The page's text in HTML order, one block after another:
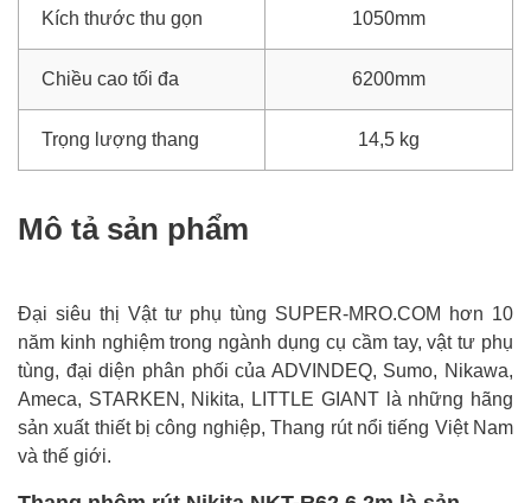
Kích thước thu gọn 1050mm
Chiều cao tối đa 6200mm
Trọng lượng thang 14,5 kg
Mô tả sản phẩm
Đại siêu thị Vật tư phụ tùng SUPER-MRO.COM hơn 10
năm kinh nghiệm trong ngành dụng cụ cầm tay, vật tư phụ
tùng, đại diện phân phối của ADVINDEQ, Sumo, Nikawa,
Ameca, STARKEN, Nikita, LITTLE GIANT là những hãng
sản xuất thiết bị công nghiệp, Thang rút nổi tiếng Việt Nam
và thế giới.